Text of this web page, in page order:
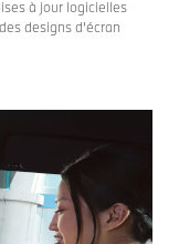
à jour logicielles
designs d’écran